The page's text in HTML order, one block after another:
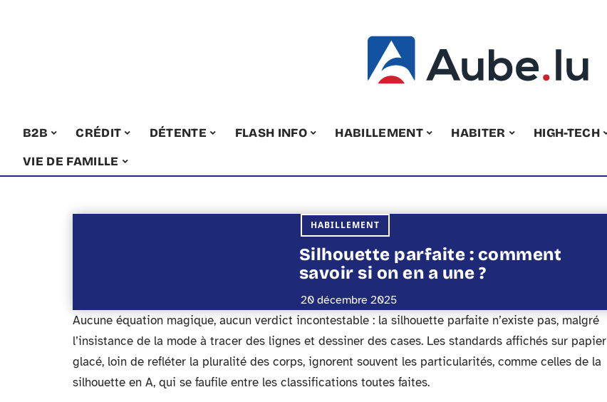
B2B CRÉDIT DÉTENTE FLASH INFO HABILLEMENT HABITER HIGH-TECH
VIE DE FAMILLE
HABILLEMENT
Silhouette parfaite : comment
savoir si on en a une ?
20 décembre 2025
Aucune équation magique, aucun verdict incontestable : la silhouette parfaite n’existe pas, malgré
l’insistance de la mode à tracer des lignes et dessiner des cases. Les standards affichés sur papier
glacé, loin de refléter la pluralité des corps, ignorent souvent les particularités, comme celles de la
silhouette en A, qui se faufile entre les classifications toutes faites.